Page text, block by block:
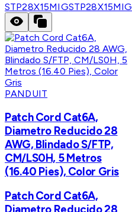
STP28X15MIGSTP28X15MIG
PANDUIT
Patch Cord Cat6A,
Diametro Reducido 28
AWG, Blindado S/FTP,
CM/LS0H, 5 Metros
(16.40 Pies), Color Gris
Patch Cord Cat6A,